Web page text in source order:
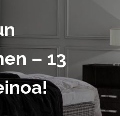
– 13